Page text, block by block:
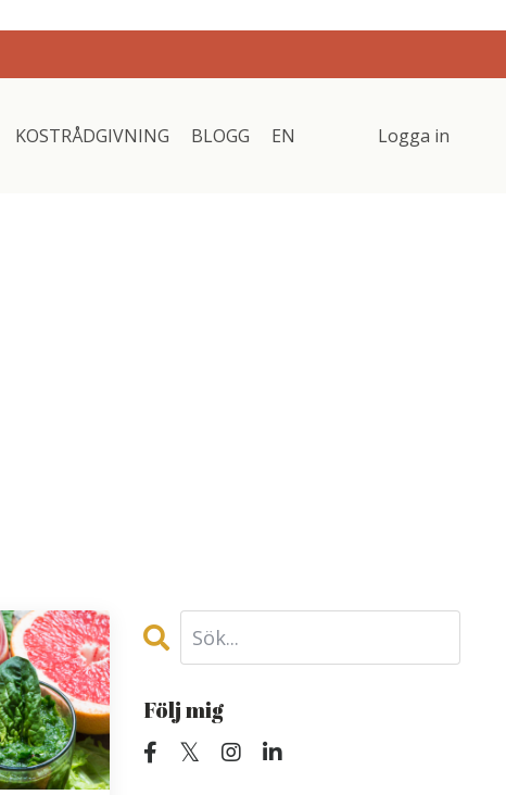
KOSTRÅDGIVNING BLOGG EN Logga in
Följ mig